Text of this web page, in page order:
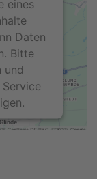
eines
Daten
Bitte
und